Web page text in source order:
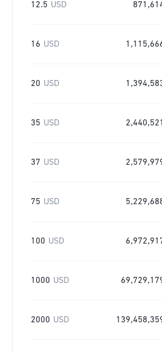
12.5 USD
16 USD
20 USD
35 USD
37 USD
75 USD
100 USD
1000 USD
2000 USD